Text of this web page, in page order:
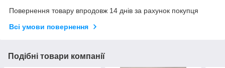
Повернення товару впродовж 14 днів за рахунок покупця
Всі умови повернення
Подібні товари компанії